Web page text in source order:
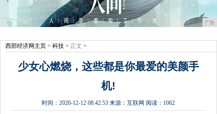
广告
西部经济网主页 > 科技 > 正文 >
少女心燃烧，这些都是你最爱的美颜手
机!
时间：2020-12-12 08:42:53 来源：互联网 阅读：1062